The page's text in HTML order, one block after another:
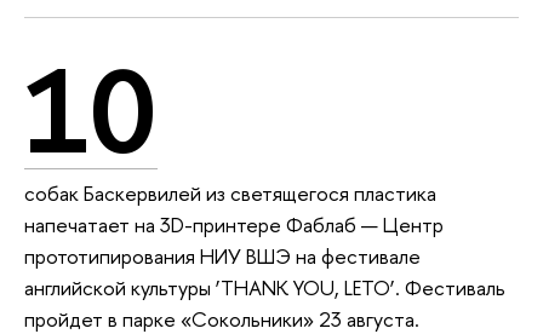
10
собак Баскервилей из светящегося пластика
напечатает на 3D-принтере Фаблаб — Центр
прототипирования НИУ ВШЭ на фестивале
английской культуры ‘THANK YOU, LETO’. Фестиваль
пройдет в парке «Сокольники» 23 августа.